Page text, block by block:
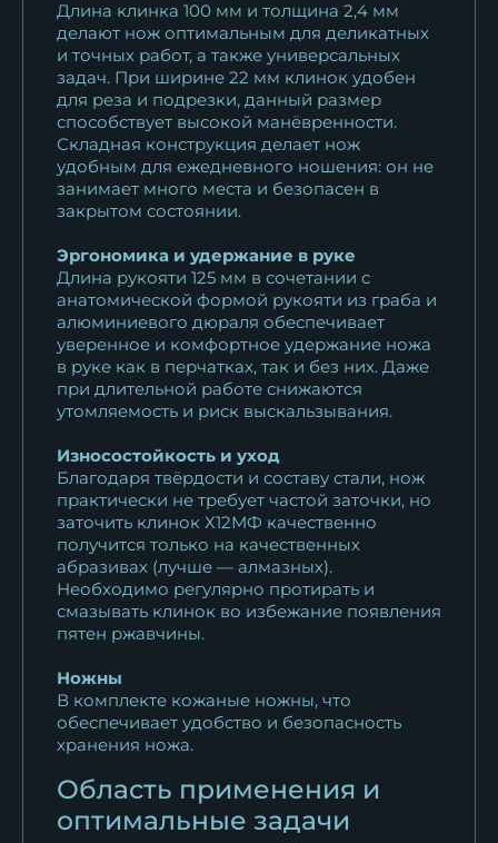
Длина клинка 100 мм и толщина 2,4 мм
делают нож оптимальным для деликатных
и точных работ, а также универсальных
задач. При ширине 22 мм клинок удобен
для реза и подрезки, данный размер
способствует высокой манёвренности.
Складная конструкция делает нож
удобным для ежедневного ношения: он не
занимает много места и безопасен в
закрытом состоянии.
Эргономика и удержание в руке
Длина рукояти 125 мм в сочетании с
анатомической формой рукояти из граба и
алюминиевого дюраля обеспечивает
уверенное и комфортное удержание ножа
в руке как в перчатках, так и без них. Даже
при длительной работе снижаются
утомляемость и риск выскальзывания.
Износостойкость и уход
Благодаря твёрдости и составу стали, нож
практически не требует частой заточки, но
заточить клинок Х12МФ качественно
получится только на качественных
абразивах (лучше — алмазных).
Необходимо регулярно протирать и
смазывать клинок во избежание появления
пятен ржавчины.
Ножны
В комплекте кожаные ножны, что
обеспечивает удобство и безопасность
хранения ножа.
Область применения и
оптимальные задачи